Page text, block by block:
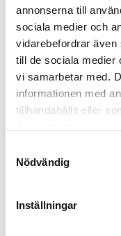
annonserna till
sociala medier och
vidarebefordrar även
till de sociala medier
vi samarbetar med.
informationen med
tillhandahållit eller
Nödvändig
Inställningar
att
Debatt